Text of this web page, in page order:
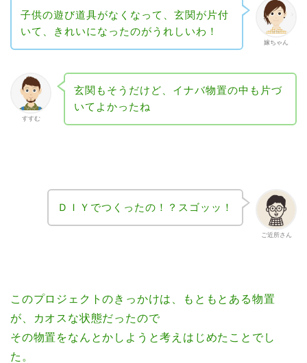
嫁ちゃん
子供の遊び道具がなくなって、玄関が片付
いて、きれいになったのがうれしいわ！
すすむ
玄関もそうだけど、イナバ物置の中も片づ
いてよかったね
ご近所さん
ＤＩＹでつくったの！？スゴッッ！
このプロジェクトのきっかけは、もともとある物置
が、カオスな状態だったので
その物置をなんとかしようと考えはじめたことでし
た。